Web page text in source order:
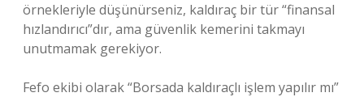
örnekleriyle düşünürseniz, kaldıraç bir tür “finansal
hızlandırıcı”dır, ama güvenlik kemerini takmayı
unutmamak gerekiyor.
Fefo ekibi olarak “Borsada kaldıraçlı işlem yapılır mı”